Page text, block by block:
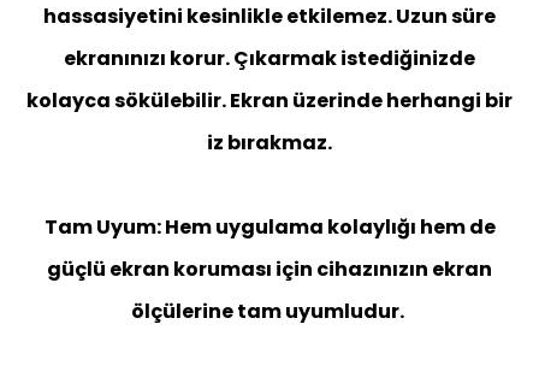
hassasiyetini kesinlikle etkilemez. Uzun süre
ekranınızı korur. Çıkarmak istediğinizde
kolayca sökülebilir. Ekran üzerinde herhangi bir
iz bırakmaz.
Tam Uyum: Hem uygulama kolaylığı hem de
güçlü ekran koruması için cihazınızın ekran
ölçülerine tam uyumludur.